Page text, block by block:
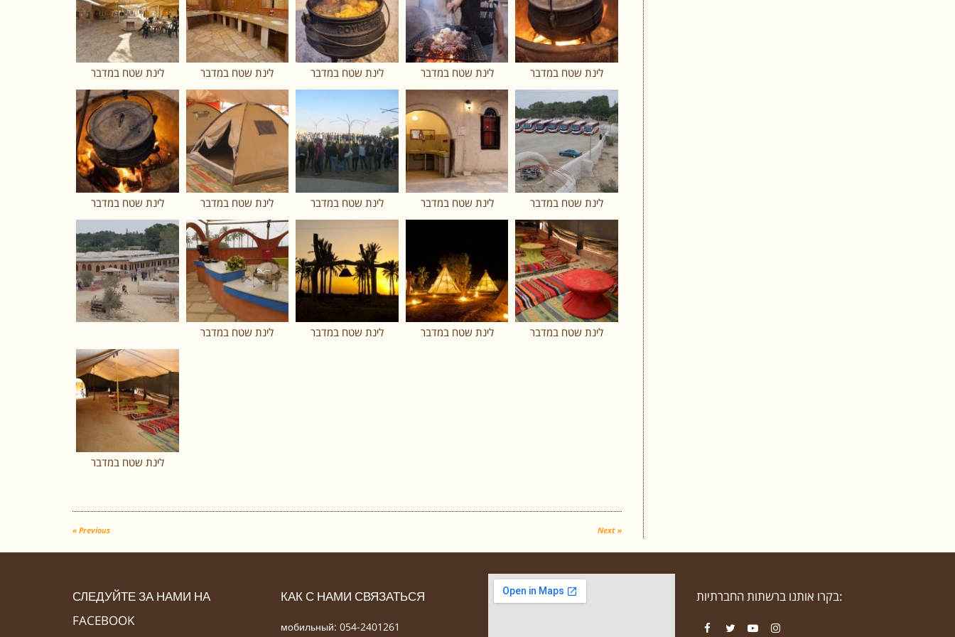
לינת שטח במדבר לינת שטח במדבר לינת שטח במדבר לינת שטח במדבר לינת שטח במדבר
לינת שטח במדבר לינת שטח במדבר לינת שטח במדבר לינת שטח במדבר לינת שטח במדבר
לינת שטח במדבר לינת שטח במדבר לינת שטח במדבר לינת שטח במדבר
לינת שטח במדבר
« Previous Next »
СЛЕДУЙТЕ ЗА НАМИ НА
FACEBOOK
КАК С НАМИ СВЯЗАТЬСЯ
мобильный: 054-2401261
בקרו אותנו ברשתות החברתיות: